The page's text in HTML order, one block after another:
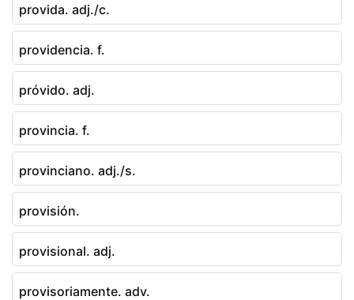
provida. adj./c.
providencia. f.
próvido. adj.
provincia. f.
provinciano. adj./s.
provisión.
provisional. adj.
provisoriamente. adv.